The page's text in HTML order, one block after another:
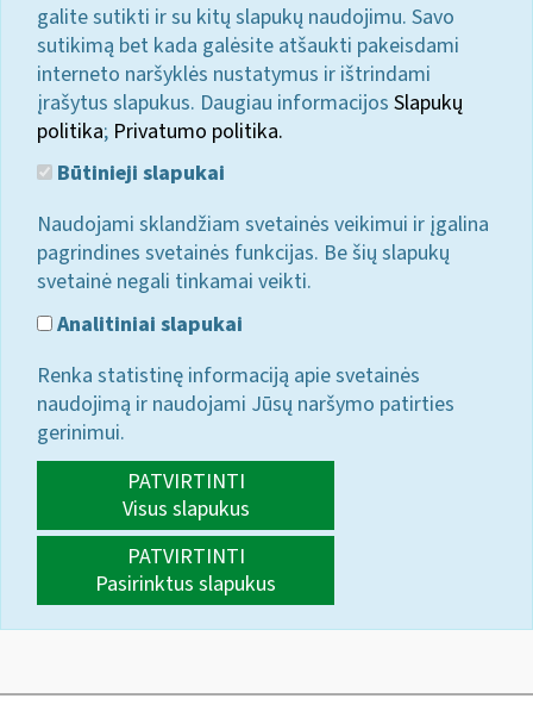
galite sutikti ir su kitų slapukų naudojimu. Savo
sutikimą bet kada galėsite atšaukti pakeisdami
interneto naršyklės nustatymus ir ištrindami
įrašytus slapukus. Daugiau informacijos Slapukų
politika; Privatumo politika.
Būtinieji slapukai
Naudojami sklandžiam svetainės veikimui ir įgalina
pagrindines svetainės funkcijas. Be šių slapukų
svetainė negali tinkamai veikti.
Analitiniai slapukai
Renka statistinę informaciją apie svetainės
naudojimą ir naudojami Jūsų naršymo patirties
gerinimui.
PATVIRTINTI
Visus slapukus
PATVIRTINTI
Pasirinktus slapukus